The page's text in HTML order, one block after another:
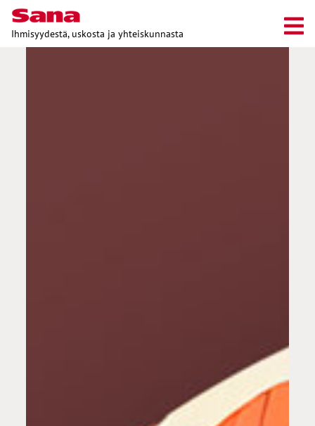
Ihmisyydestä, uskosta ja yhteiskunnasta